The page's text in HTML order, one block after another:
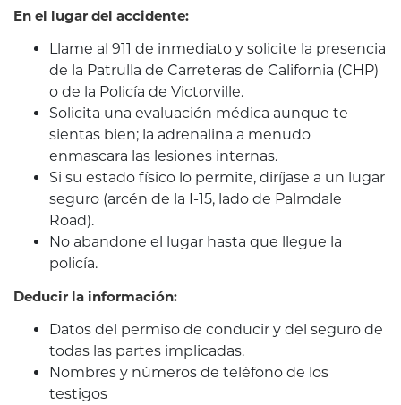
En el lugar del accidente:
Llame al 911 de inmediato y solicite la presencia
de la Patrulla de Carreteras de California (CHP)
o de la Policía de Victorville.
Solicita una evaluación médica aunque te
sientas bien; la adrenalina a menudo
enmascara las lesiones internas.
Si su estado físico lo permite, diríjase a un lugar
seguro (arcén de la I-15, lado de Palmdale
Road).
No abandone el lugar hasta que llegue la
policía.
Deducir la información:
Datos del permiso de conducir y del seguro de
todas las partes implicadas.
Nombres y números de teléfono de los
testigos